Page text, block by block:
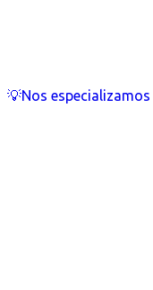
💡Nos